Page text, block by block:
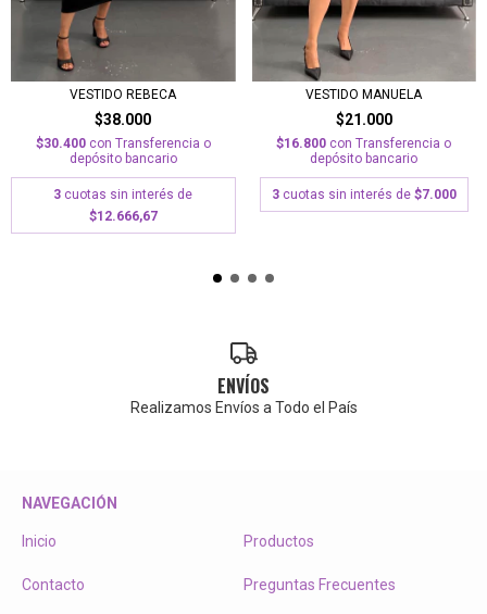
VESTIDO REBECA
$38.000
$30.400 con Transferencia o
depósito bancario
3 cuotas sin interés de
$12.666,67
VESTIDO MANUELA
$21.000
$16.800 con Transferencia o
depósito bancario
3 cuotas sin interés de $7.000
ENVÍOS
Realizamos Envíos a Todo el País
NAVEGACIÓN
Inicio Productos
Contacto Preguntas Frecuentes